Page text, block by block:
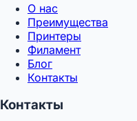
О нас
Преимущества
Принтеры
Филамент
Блог
Контакты
Контакты